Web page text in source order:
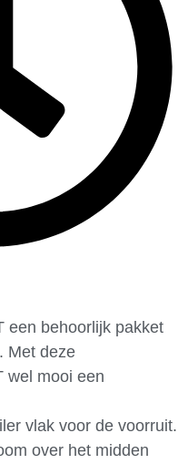
een behoorlijk pakket
Met deze
wel mooi een
vlak voor de voorruit.
over het midden